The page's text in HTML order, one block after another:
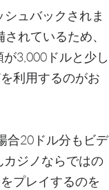
ュバックされま
れているため、
3,000ドルと少し
利用するのがお
合20ドル分もビデ
ジノならではの
プレイするのを